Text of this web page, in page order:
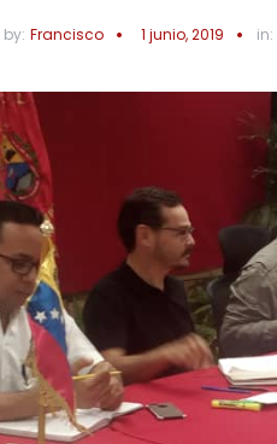
by: Francisco 1 junio, 2019 in: